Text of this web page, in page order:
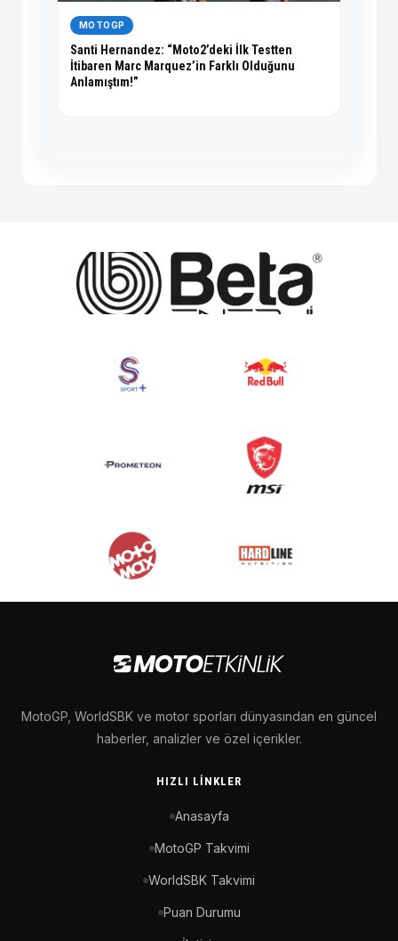
MOTOGP
Santi Hernandez: “Moto2’deki İlk Testten
İtibaren Marc Marquez’in Farklı Olduğunu
Anlamıştım!”
MotoGP, WorldSBK ve motor sporları dünyasından en güncel
haberler, analizler ve özel içerikler.
HIZLI LINKLER
Anasayfa
MotoGP Takvimi
WorldSBK Takvimi
Puan Durumu